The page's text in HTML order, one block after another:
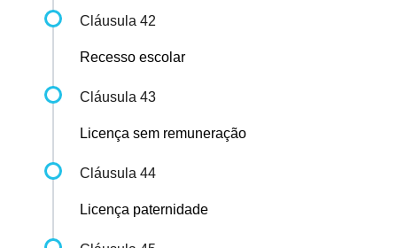
Cláusula 42
Recesso escolar
Cláusula 43
Licença sem remuneração
Cláusula 44
Licença paternidade